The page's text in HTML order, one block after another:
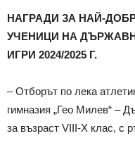
НАГРАДИ ЗА НАЙ-
УЧЕНИЦИ НА
ИГРИ 2024/2025 Г.
– Отборът по лека
гимназия „Гео Милев“ –
за възраст VIII-X клас, с